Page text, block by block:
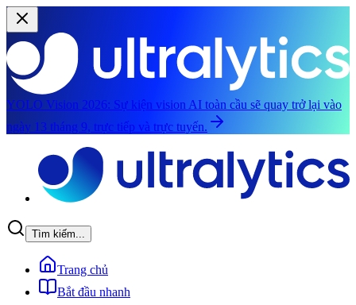
YOLO Vision 2026: Sự kiện vision AI toàn cầu sẽ quay trở lại vào
ngày 13 tháng 9, trực tiếp và trực tuyến.
Tìm kiếm...
Trang chủ
Bắt đầu nhanh